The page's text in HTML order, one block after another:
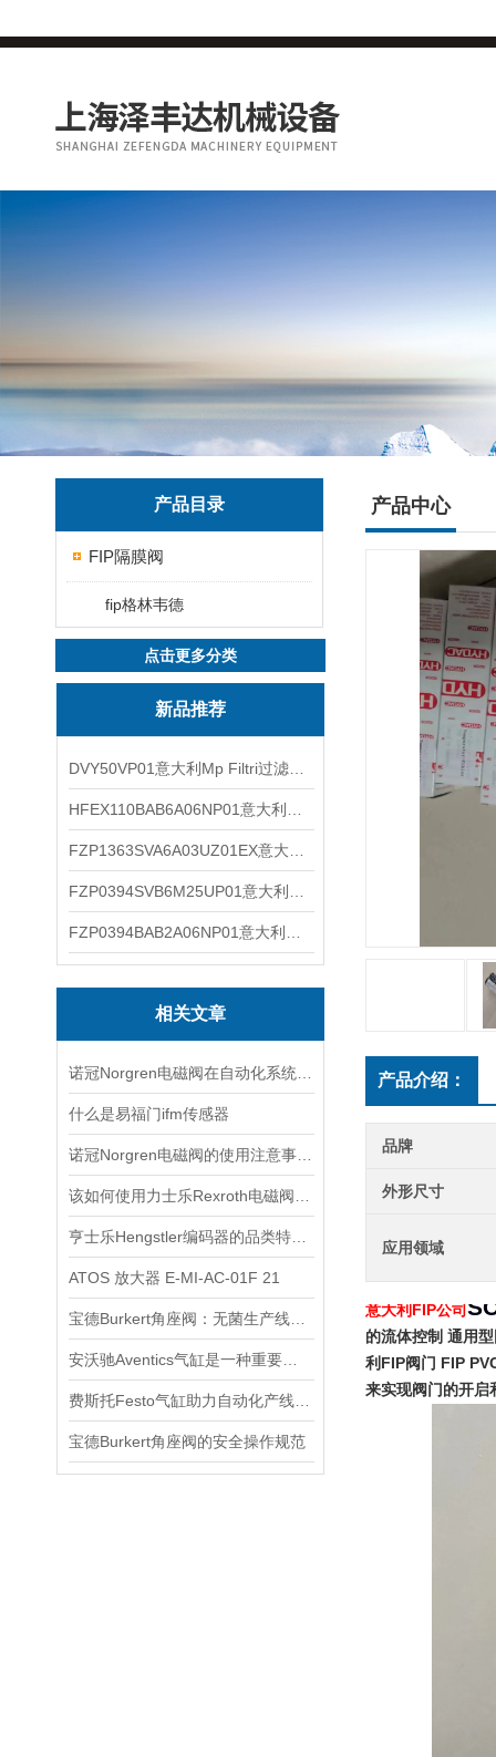
产品目录
FIP隔膜阀
fip格林韦德
点击更多分类
新品推荐
相关文章
什么是易福门ifm传感器
ATOS 放大器 E-MI-AC-01F 21
宝德Burkert角座阀的安全操作规范
产品中心
产品介绍：
品牌
外形尺寸
应用领域
意大利FIP公司
的流体控制 通用
利FIP阀门 FIP
来实现阀门的开启